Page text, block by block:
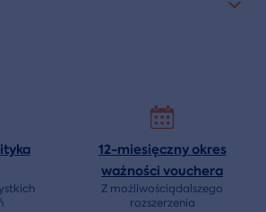
12-miesięczny okres
ważności vouchera
Z możliwościądalszego
rozszerzenia